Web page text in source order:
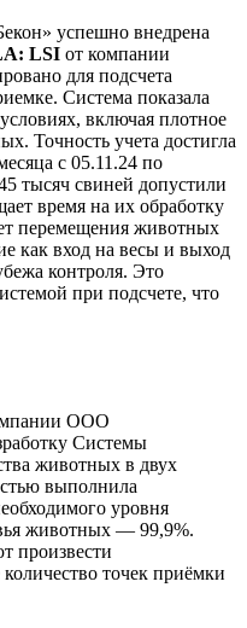
успешно внедрена
LSI от компании
для подсчета
Система показала
включая плотное
Точность учета достигла
с 05.11.24 по
тысяч свиней допустили
время на их обработку
перемещения животных
как вход на весы и выход
контроля. Это
при подсчете, что
ООО
Системы
животных в двух
выполнила
уровня
животных — 99,9%.
произвести
точек приёмки